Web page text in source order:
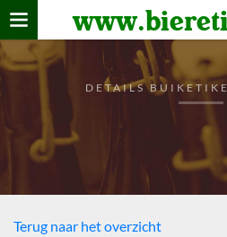
Home
verzamelen
De bierkaart
Bezoekers
DETAILS
Terug naar het overzicht